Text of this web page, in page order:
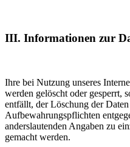
III. Informationen zur
Ihre bei Nutzung unseres
werden gelöscht oder gesperrt,
entfällt, der Löschung der
Aufbewahrungspflichten
anderslautenden Angaben zu
gemacht werden.